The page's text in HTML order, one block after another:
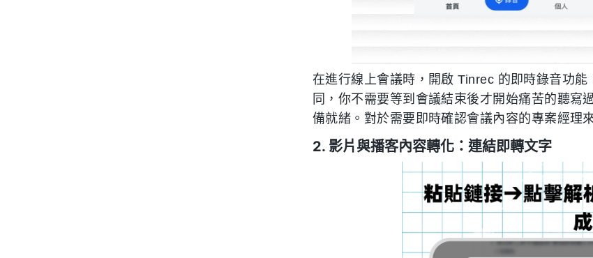
在進行線上會議時，開啟 Tinrec 的即時錄音功
同，你不需要等到會議結束後才開始痛苦的聽
備就緒。對於需要即時確認會議內容的專案經理
2. 影片與播客內容轉化：連結即轉文字